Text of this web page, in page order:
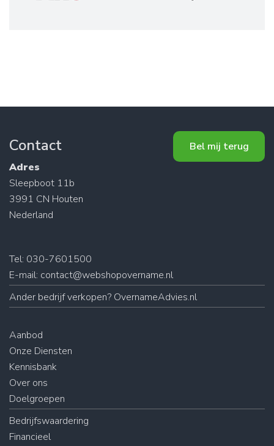
Contact
Adres
Sleepboot 11b
3991 CN Houten
Nederland
Bel mij terug
Tel: 030-7601500
E-mail: contact@webshopovername.nl
Ander bedrijf verkopen? OvernameAdvies.nl
Aanbod
Onze Diensten
Kennisbank
Over ons
Doelgroepen
Bedrijfswaardering
Financieel